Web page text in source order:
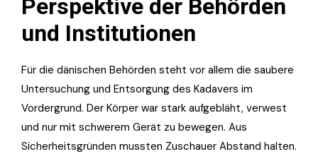
Perspektive der Behörden
und Institutionen
Für die dänischen Behörden steht vor allem die saubere
Untersuchung und Entsorgung des Kadavers im
Vordergrund. Der Körper war stark aufgebläht, verwest
und nur mit schwerem Gerät zu bewegen. Aus
Sicherheitsgründen mussten Zuschauer Abstand halten.